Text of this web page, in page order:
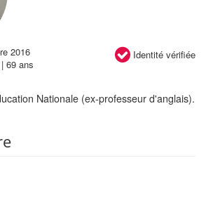
Identité vérifiée
2016
69 ans
Nationale (ex-professeur d'anglais).